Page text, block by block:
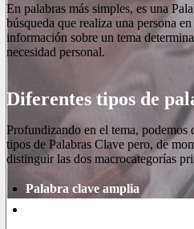
En palabras más simples, es una
búsqueda que realiza una persona
información sobre un tema
necesidad personal.
Diferentes tipos de
Profundizando en el tema, podemos
tipos de Palabras Clave pero, de
distinguir las dos macrocategorías
Palabra clave amplia